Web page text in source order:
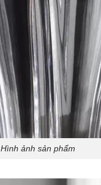
Hình ảnh sản phẩm